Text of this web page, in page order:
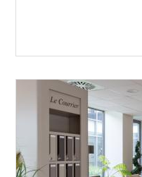
Mis à jour le : 28/04/2026
Résidence Laury-
Adresse
8 rue du Moulin-à-
67000-Strasbourg